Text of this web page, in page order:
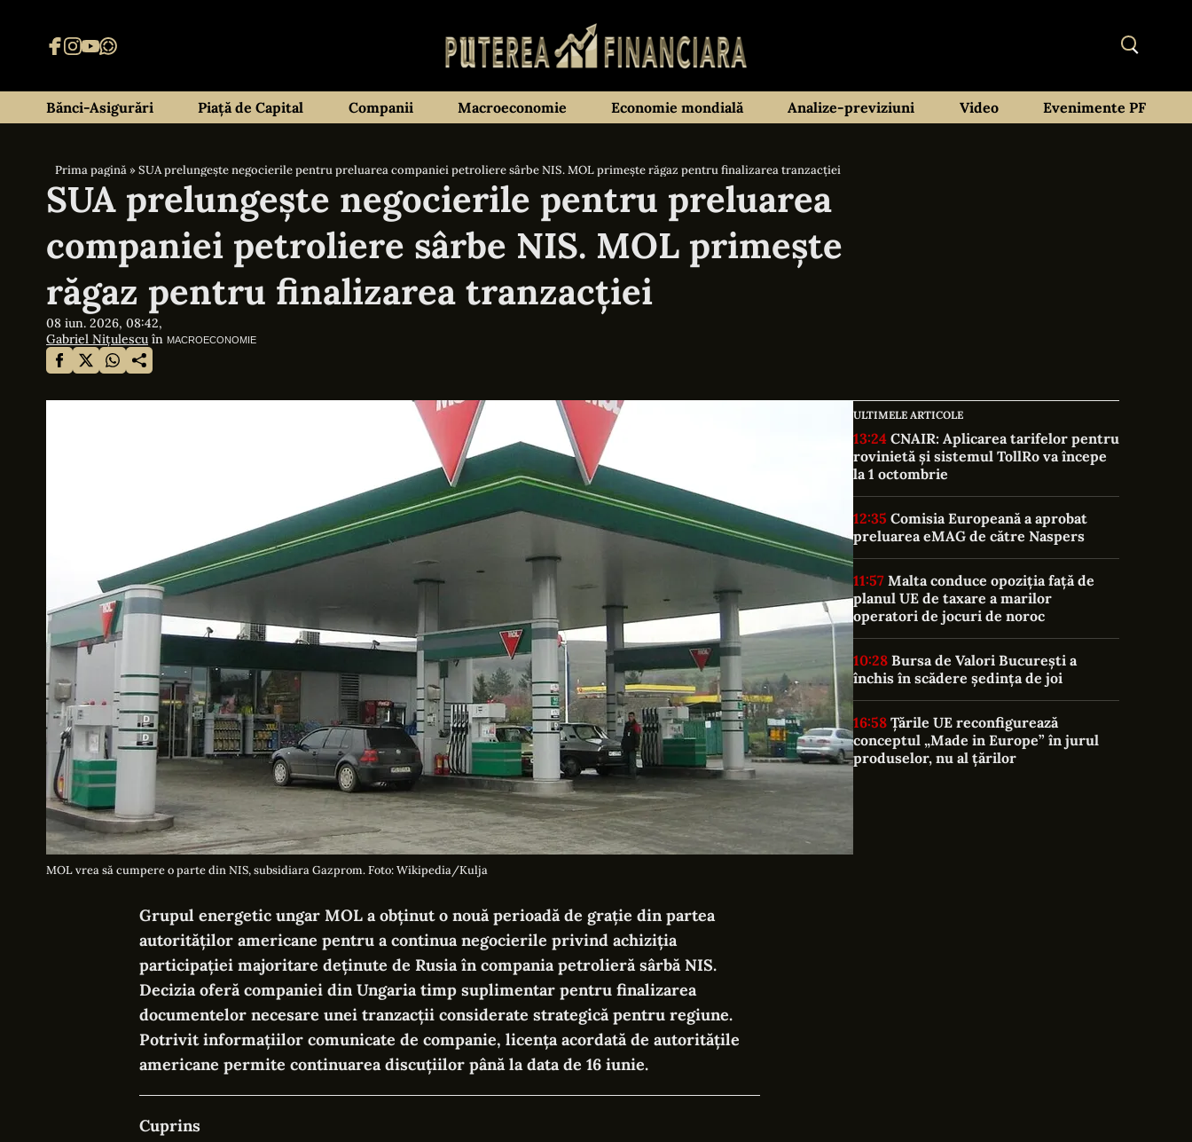
Bănci-Asigurări Piață de Capital Companii Macroeconomie Economie mondială Analize-previziuni Video Evenimente PF
Prima pagină»SUA prelungește negocierile pentru preluarea companiei petroliere sârbe NIS. MOL primește răgaz pentru finalizarea tranzacției
SUA prelungește negocierile pentru preluarea
companiei petroliere sârbe NIS. MOL primește
răgaz pentru finalizarea tranzacției
08 iun. 2026, 08:42,
Gabriel Nițulescu în MACROECONOMIE
MOL vrea să cumpere o parte din NIS, subsidiara Gazprom. Foto: Wikipedia/Kulja
Grupul energetic ungar MOL a obținut o nouă perioadă de grație din partea
autorităților americane pentru a continua negocierile privind achiziția
participației majoritare deținute de Rusia în compania petrolieră sârbă NIS.
Decizia oferă companiei din Ungaria timp suplimentar pentru finalizarea
documentelor necesare unei tranzacții considerate strategică pentru regiune.
Potrivit informațiilor comunicate de companie, licența acordată de autoritățile
americane permite continuarea discuțiilor până la data de 16 iunie.
Cuprins
ULTIMELE ARTICOLE
13:24
rovinietă și sistemul TollRo va începe
la 1 octombrie
12:35
preluarea eMAG de către Naspers
11:57
planul UE de taxare a marilor
operatori de jocuri de noroc
10:28
închis în scădere ședința de joi
16:58
conceptul „Made in Europe” în jurul
produselor, nu al țărilor